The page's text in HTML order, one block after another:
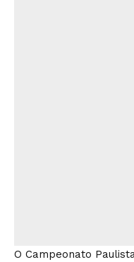
O Campeonato